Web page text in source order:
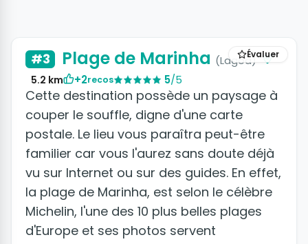
Évaluer
#3 Plage de Marinha (Lagoa)
5.2 km +2recos 5/5
Cette destination possède un paysage à
couper le souffle, digne d'une carte
postale. Le lieu vous paraîtra peut-être
familier car vous l'aurez sans doute déjà
vu sur Internet ou sur des guides. En effet,
la plage de Marinha, est selon le célèbre
Michelin, l'une des 10 plus belles plages
d'Europe et ses photos servent